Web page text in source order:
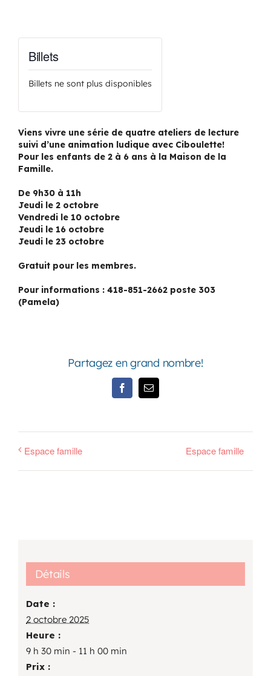
Billets
Billets ne sont plus disponibles
Viens vivre une série de quatre ateliers de lecture
suivi d’une animation ludique avec Ciboulette!
Pour les enfants de 2 à 6 ans à la Maison de la
Famille.
De 9h30 à 11h
Jeudi le 2 octobre
Vendredi le 10 octobre
Jeudi le 16 octobre
Jeudi le 23 octobre
Gratuit pour les membres.
Pour informations : 418-851-2662 poste 303
(Pamela)
Partagez en grand nombre!
FacebookEmail
Espace famille Espace famille
Détails
Date :
2 octobre 2025
Heure :
9 h 30 min - 11 h 00 min
Prix :